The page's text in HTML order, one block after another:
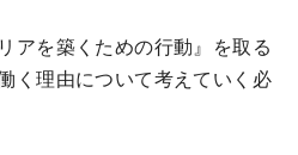
アを築くための行動』を取る
く理由について考えていく必